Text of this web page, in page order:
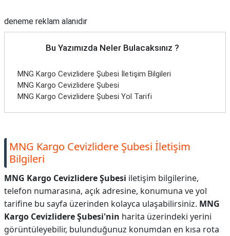
deneme reklam alanıdır
Bu Yazımızda Neler Bulacaksınız ?
MNG Kargo Cevizlidere Şubesi İletişim Bilgileri
MNG Kargo Cevizlidere Şubesi
MNG Kargo Cevizlidere Şubesi Yol Tarifi
MNG Kargo Cevizlidere Şubesi İletişim
Bilgileri
MNG Kargo Cevizlidere Şubesi iletişim bilgilerine,
telefon numarasına, açık adresine, konumuna ve yol
tarifine bu sayfa üzerinden kolayca ulaşabilirsiniz. MNG
Kargo Cevizlidere Şubesi'nin harita üzerindeki yerini
görüntüleyebilir, bulunduğunuz konumdan en kısa rota